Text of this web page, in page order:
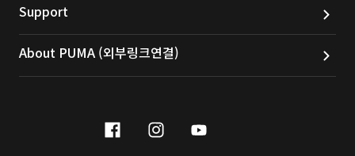
Support
About PUMA (외부링크연결)
facebook
instagram
youtube